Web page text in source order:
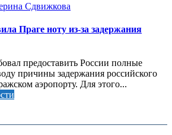
Сдвижкова
Праге ноту из-за задержания
предоставить России полные
причины задержания российского
аэропорту. Для этого...